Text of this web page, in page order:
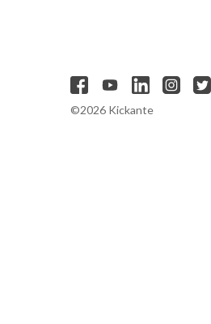
©2026 Kickante